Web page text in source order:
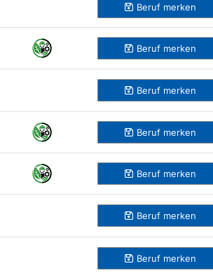
Beruf merken
Beruf merken
Beruf merken
Beruf merken
Beruf merken
Beruf merken
Beruf merken